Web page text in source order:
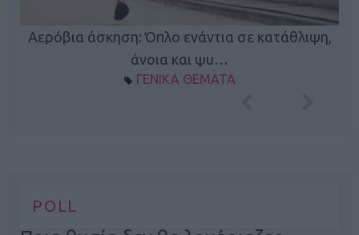
Αερόβια άσκηση: Όπλο ενάντια σε κατάθλιψη,
άνοια και ψυ…
ΓΕΝΙΚΑ ΘΕΜΑΤΑ
POLL